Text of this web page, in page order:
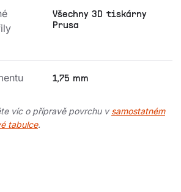
Všechny 3D tiskárny
Prusa
1,75 mm
víc o přípravě povrchu v samostatném
tabulce.